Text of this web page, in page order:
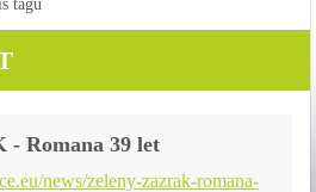
tagů
Romana 39 let
news/zeleny-zazrak-romana-